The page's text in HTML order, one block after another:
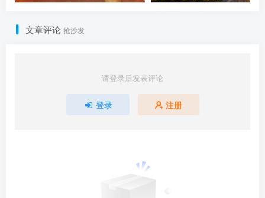
文章评论 抢沙发
请登录后发表评论
登录 注册